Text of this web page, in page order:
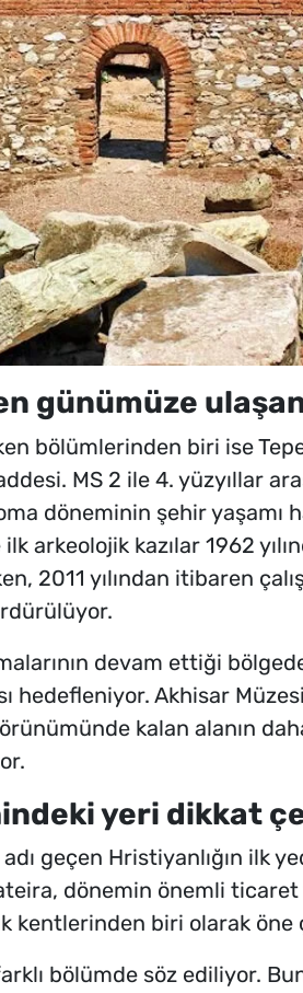
günümüze
bölümlerinden biri ise
MS 2 ile 4. yüzyıllar
döneminin şehir yaşamı
arkeolojik kazılar 1962
2011 yılından itibaren
devam ettiği
hedefleniyor. Akhisar
kalan alanın
yeri dikkat
geçen Hristiyanlığın ilk
dönemin önemli ticaret
kentlerinden biri olarak öne
bölümde söz ediliyor.